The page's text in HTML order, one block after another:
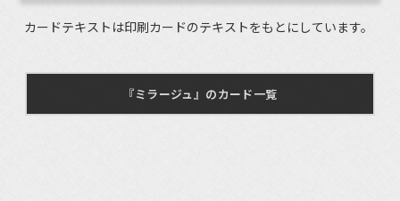
カードテキストは印刷カードのテキストをもとにしています。
『ミラージュ』のカード一覧